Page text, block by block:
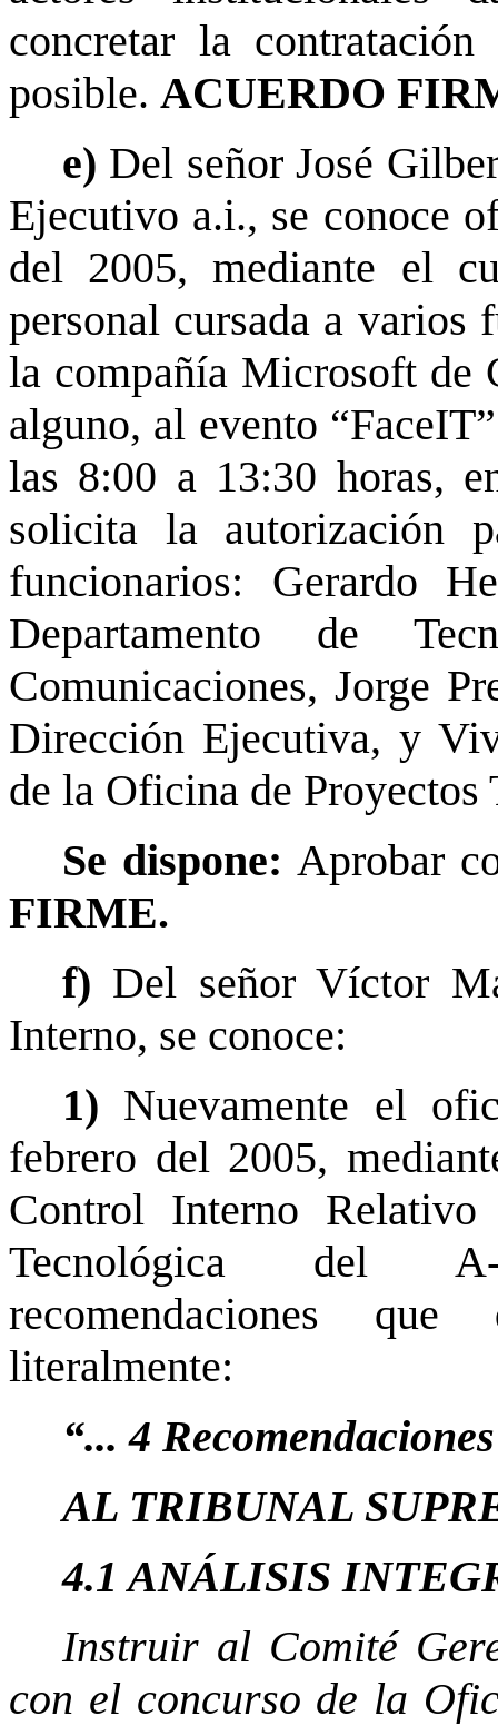
concretar la
posible. ACUERDO
e) Del señor José
Ejecutivo a.i., se conoce
del 2005, mediante el
personal cursada a
la compañía Microsoft de
alguno, al evento
las 8:00 a 13:30 horas,
solicita la autorización
funcionarios: Gerardo
Departamento de
Comunicaciones, Jorge
Dirección Ejecutiva, y
de la Oficina de Proyectos
Se dispone:Aprobar
FIRME.
f) Del señor Víctor
Interno, se conoce:
1) Nuevamente el
febrero del 2005,
Control Interno
Tecnológica del A-
recomendaciones
literalmente:
“... 4 Recomendaciones
AL TRIBUNAL
4.1 ANÁLISIS
Instruir al Comité
con el concurso de la